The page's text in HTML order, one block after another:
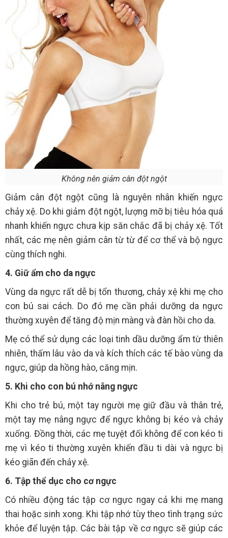
Không nên giảm cân đột ngột
Giảm cân đột ngột cũng là nguyên nhân khiến ngực
chảy xệ. Do khi giảm đột ngột, lượng mỡ bị tiêu hóa quá
nhanh khiến ngực chưa kịp săn chắc đã bị chảy xệ. Tốt
nhất, các mẹ nên giảm cân từ từ để cơ thể và bộ ngực
cùng thích nghi.
4. Giữ ẩm cho da ngực
Vùng da ngực rất dễ bị tổn thương, chảy xệ khi mẹ cho
con bú sai cách. Do đó mẹ cần phải dưỡng da ngực
thường xuyên để tăng độ mịn màng và đàn hồi cho da.
Mẹ có thể sử dụng các loại tinh dầu dưỡng ẩm từ thiên
nhiên, thấm lâu vào da và kích thích các tế bào vùng da
ngực, giúp da hồng hào, căng mịn.
5. Khi cho con bú nhớ nâng ngực
Khi cho trẻ bú, một tay người mẹ giữ đầu và thân trẻ,
một tay mẹ nâng ngực để ngực không bị kéo và chảy
xuống. Đồng thời, các mẹ tuyệt đối không để con kéo ti
mẹ vì kéo ti thường xuyên khiến đầu ti dài và ngực bị
kéo giãn đến chảy xệ.
6. Tập thể dục cho cơ ngực
Có nhiều động tác tập cơ ngực ngay cả khi mẹ mang
thai hoặc sinh xong. Khi tập nhớ tùy theo tình trạng sức
khỏe để luyện tập. Các bài tập về cơ ngực sẽ giúp các